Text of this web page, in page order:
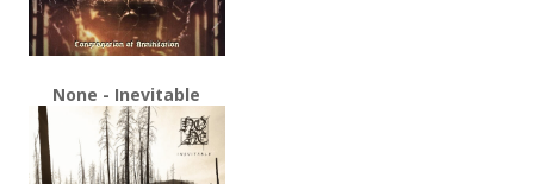
None - Inevitable